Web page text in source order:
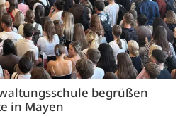
begrüßen
in Mayen